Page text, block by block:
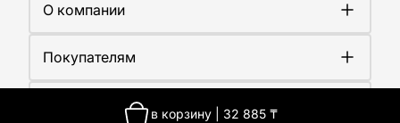
в корзину 32 885 ₸
О компании
Работа у нас
Сертификаты
Покупателям
Доставка